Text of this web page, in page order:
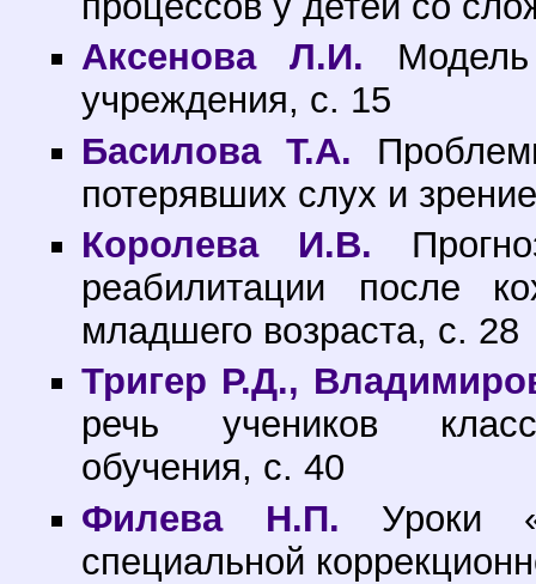
Аксенова Л.И. Модель
учреждения, с. 15
Басилова Т.А.
потерявших слух и
Королева И.В.
реабилитации после
младшего возраста, с. 28
Тригер Р.Д.,
речь учеников
обучения, с. 40
Филева Н.П. Уроки
специальной